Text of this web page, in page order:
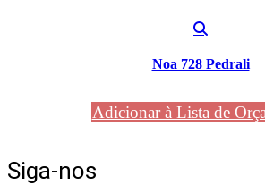
Noa 728 Pedrali
Adicionar à Lista de
Siga-nos